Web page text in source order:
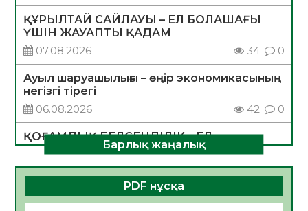
ҚҰРЫЛТАЙ САЙЛАУЫ – ЕЛ БОЛАШАҒЫ
ҮШІН ЖАУАПТЫ ҚАДАМ
07.08.2026
34 0
Ауыл шаруашылығы – өңір экономикасының
негізгі тірегі
06.08.2026
42 0
ҚОҒАМДЫҚ БЕЛСЕНДІЛІК – ЕЛ
ДАМУЫНЫҢ НЕГІЗІ
06.08.2026
39 0
ҚҰРЫЛТАЙ САЙЛАУЫ – БОЛАШАҚҚА
Барлық жаңалық
PDF нұсқа